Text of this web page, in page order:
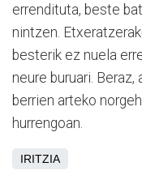
errendituta, beste
nintzen.
besterik ez nuela
neure buruari.
berrien arteko
hurrengoan.
IRITZIA